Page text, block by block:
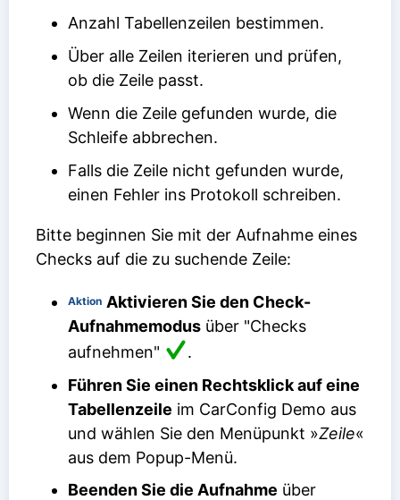
Anzahl Tabellenzeilen bestimmen.
Über alle Zeilen iterieren und prüfen,
ob die Zeile passt.
Wenn die Zeile gefunden wurde, die
Schleife abbrechen.
Falls die Zeile nicht gefunden wurde,
einen Fehler ins Protokoll schreiben.
Bitte beginnen Sie mit der Aufnahme eines
Checks auf die zu suchende Zeile:
Aktion Aktivieren Sie den Check-
Aufnahmemodus über "Checks
aufnehmen"
.
Führen Sie einen Rechtsklick auf eine
Tabellenzeile im CarConfig Demo aus
und wählen Sie den Menüpunkt »Zeile«
aus dem Popup-Menü.
Beenden Sie die Aufnahme über